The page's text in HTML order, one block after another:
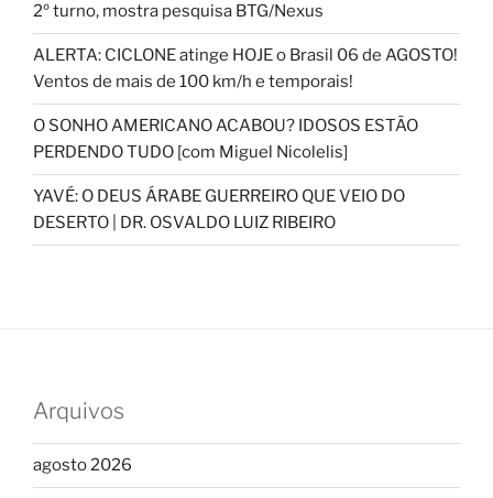
2º turno, mostra pesquisa BTG/Nexus
ALERTA: CICLONE atinge HOJE o Brasil 06 de AGOSTO!
Ventos de mais de 100 km/h e temporais!
O SONHO AMERICANO ACABOU? IDOSOS ESTÃO
PERDENDO TUDO [com Miguel Nicolelis]
YAVÉ: O DEUS ÁRABE GUERREIRO QUE VEIO DO
DESERTO | DR. OSVALDO LUIZ RIBEIRO
Arquivos
agosto 2026